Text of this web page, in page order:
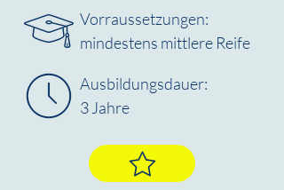
Vorraussetzungen:
mindestens mittlere Reife
Ausbildungsdauer:
3 Jahre